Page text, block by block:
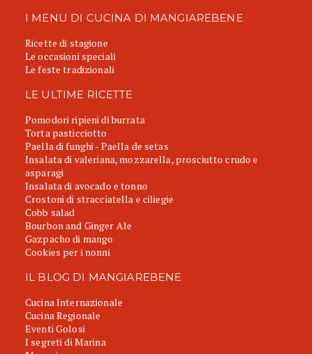
I MENU DI CUCINA DI MANGIAREBENE
Ricette di stagione
Le occasioni speciali
Le feste tradizionali
LE ULTIME RICETTE
Pomodori ripieni di burrata
Torta pasticciotto
Paella di funghi - Paella de setas
Insalata di valeriana, mozzarella, prosciutto crudo e
asparagi
Insalata di avocado e tonno
Crostoni di stracciatella e ciliegie
Cobb salad
Bourbon and Ginger Ale
Gazpacho di mango
Cookies per i nonni
IL BLOG DI MANGIAREBENE
Cucina Internazionale
Cucina Regionale
Eventi Golosi
I segreti di Marina